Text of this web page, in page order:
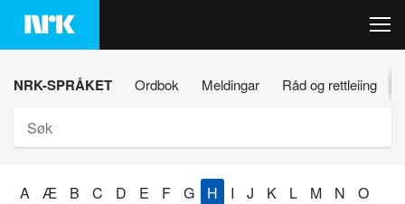
Hopp
innhaldet
NRK-SPRÅKET Ordbok Meldingar Råd og rettleiing
A Æ B C D E F G H I J K L M N
O